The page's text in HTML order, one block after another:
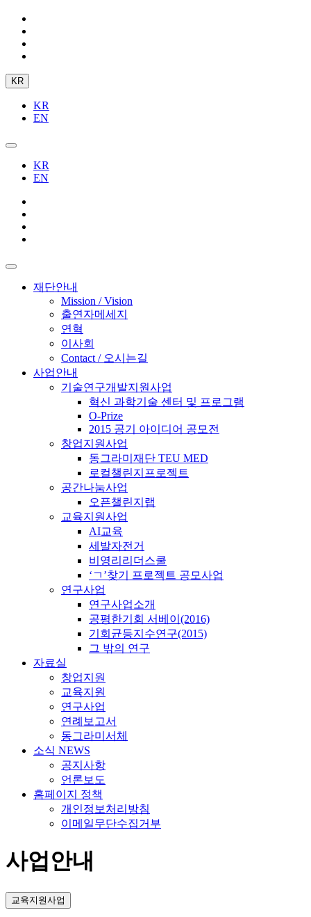
KR
KR
EN
KR
EN
재단안내
Mission / Vision
출연자메세지
연혁
이사회
Contact / 오시는길
사업안내
기술연구개발지원사업
혁신 과학기술 센터 및 프로그램
O-Prize
2015 공기 아이디어 공모전
창업지원사업
동그라미재단 TEU MED
로컬챌린지프로젝트
공간나눔사업
오픈챌린지랩
교육지원사업
AI교육
세발자전거
비영리리더스쿨
‘ㄱ’찾기 프로젝트 공모사업
연구사업
연구사업소개
공평한기회 서베이(2016)
기회균등지수연구(2015)
그 밖의 연구
자료실
창업지원
교육지원
연구사업
연례보고서
동그라미서체
소식 NEWS
공지사항
언론보도
홈페이지 정책
개인정보처리방침
이메일무단수집거부
사업안내
교육지원사업